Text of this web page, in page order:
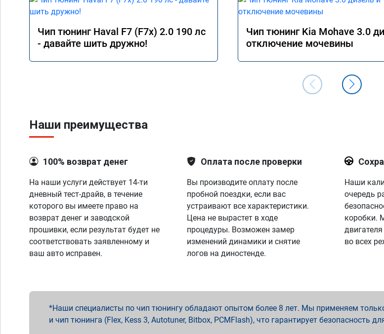
Чип тюнинг Haval F7 (F7x) 2.0 190 лс
- давайте шить дружно!
Чип тюнинг Kia Mohave 3.0
отключение мочевины
Наши преимущества
100% возврат денег
На наши услуги действует 14-ти
дневный тест-драйв, в течение
которого вы имеете право на
возврат денег и заводской
прошивки, если результат будет не
соответствовать заявленному и
ваш авто исправен.
Оплата после проверки
Вы производите оплату после
пробной поездки, если вас
устраивают все характеристики.
Цена не вырастет в ходе
процедуры. Возможен замер
изменений динамики и снятие
логов на диностенде.
Наши
очередь
коробки.
во всех
Наши специалисты по чип тюнингу обладают опытом более 8 лет. Мы применяем
и чип тюнинга (Flex, Kess 3, Autotuner, Bitbox, PCMFlash), что гарантирует безопасность